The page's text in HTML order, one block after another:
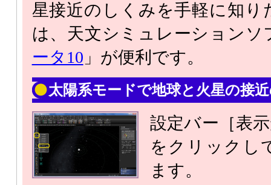
星接近のしくみを手軽に知り
は、天文シミュレーションソ
ータ10 」が便利です。
太陽系モードで地球と火星の接
設定バー［表
をクリックし
ます。